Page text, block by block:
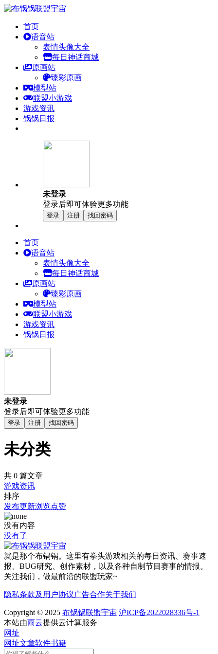
首页
语音站
表情头像大全
每日神话商城
原画站
臻彩原画
模型站
联盟小游戏
游戏资讯
锅锅日报
未登录
登录后即可体验更多功能
登录 注册 找回密码
首页
语音站
表情头像大全
每日神话商城
原画站
臻彩原画
模型站
联盟小游戏
游戏资讯
锅锅日报
未登录
登录后即可体验更多功能
登录 注册 找回密码
未分类
共 0 篇文章
游戏资讯
排序
发布更新浏览点赞
没有内容
没有了
就是那个布锅锅。这里有拳头游戏相关的每日资讯、赛事速
报、BUG研究、创作素材，以及各种自制节目赛事的情报。
关注我们，做最前沿的联盟玩家~
隐私条款及用户协议广告合作关于我们
Copyright © 2025 布锅锅联盟宇宙 沪ICP备2022028336号-1
本站由雨云提供云计算服务
网址
网址文章软件书籍